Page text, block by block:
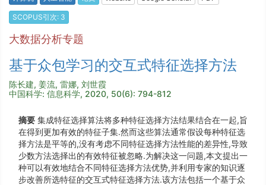
SCOPUS引次: 3
大数据分析专题
基于众包学习的交互式特征选择方法
陈长建, 姜流, 雷娜, 刘世霞
中国科学: 信息科学, 2020, 50(6): 794-812
摘要 集成特征选择算法将多种特征选择方法结果结合在一起,旨
在得到更加有效的特征子集.然而这些算法通常假设每种特征选
择方法是平等的,没有考虑不同特征选择方法性能的差异性,导致
少数方法选择出的有效特征被忽略.为解决这一问题,本文提出一
种可以有效地结合不同特征选择方法优势,并利用专家的知识逐
步改善所选特征的交互式特征选择方法.该方法包括一个基于众